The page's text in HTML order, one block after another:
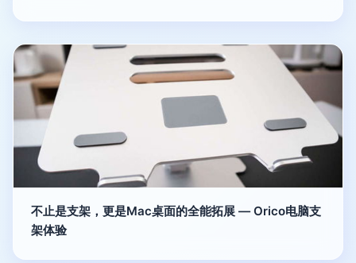
不止是支架，更是Mac桌面的全能拓展 — Orico电脑支
架体验